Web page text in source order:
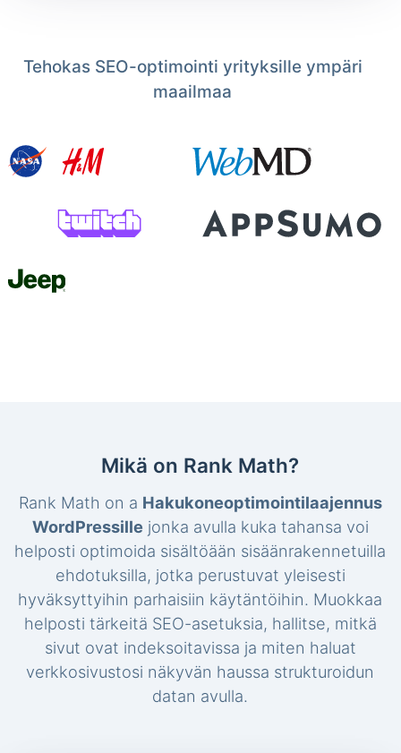
Tehokas SEO-optimointi yrityksille ympäri
maailmaa
Mikä on Rank Math?
Rank Math on a Hakukoneoptimointilaajennus
WordPressille jonka avulla kuka tahansa voi
helposti optimoida sisältöään sisäänrakennetuilla
ehdotuksilla, jotka perustuvat yleisesti
hyväksyttyihin parhaisiin käytäntöihin. Muokkaa
helposti tärkeitä SEO-asetuksia, hallitse, mitkä
sivut ovat indeksoitavissa ja miten haluat
verkkosivustosi näkyvän haussa strukturoidun
datan avulla.